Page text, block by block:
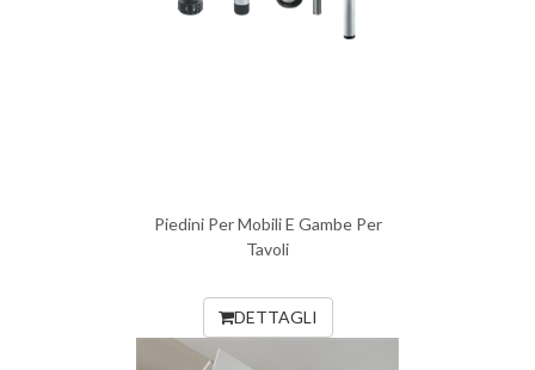
Piedini Per Mobili E Gambe Per
Tavoli
DETTAGLI